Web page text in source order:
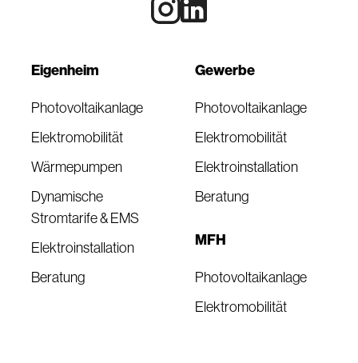
Eigenheim
Photovoltaikanlage
Elektromobilität
Wärmepumpen
Dynamische
Stromtarife & EMS
Elektroinstallation
Beratung
Gewerbe
Photovoltaikanlage
Elektromobilität
Elektroinstallation
Beratung
MFH
Photovoltaikanlage
Elektromobilität